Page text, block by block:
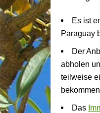
Es ist
Paraguay
Der
abholen
teilweise
Das